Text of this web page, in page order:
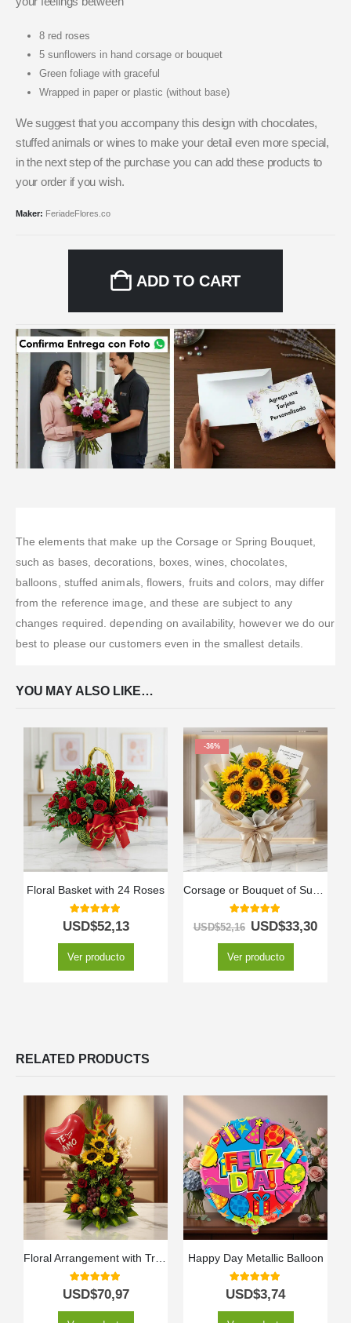
8 red roses
5 sunflowers in hand corsage or bouquet
Green foliage with graceful
Wrapped in paper or plastic (without base)
We suggest that you accompany this design with chocolates,
stuffed animals or wines to make your detail even more special,
in the next step of the purchase you can add these products to
your order if you wish.
Maker: FeriadeFlores.co
ADD TO CART
The elements that make up the Corsage or Spring Bouquet,
such as bases, decorations, boxes, wines, chocolates,
balloons, stuffed animals, flowers, fruits and colors, may differ
from the reference image, and these are subject to any
changes required. depending on availability, however we do our
best to please our customers even in the smallest details.
YOU MAY ALSO LIKE…
Floral Basket with 24 Roses
5.00out of 5
USD$52,13
Ver producto
-36%
Corsage or Bouquet of Sunflowers
5.00 out of 5
USD$52,16 USD$33,30
Ver producto
RELATED PRODUCTS
5.00 out of 5
USD$70,97
Happy Day Metallic Balloon
5.00out of 5
USD$3,74